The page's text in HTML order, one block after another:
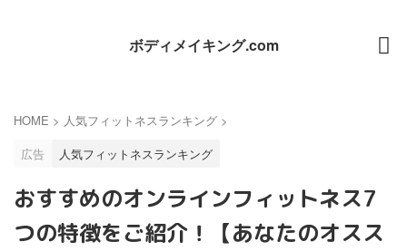
ボディメイキング.com
HOME > 人気フィットネスランキング >
広告
人気フィットネスランキング
おすすめのオンラインフィットネス7
つの特徴をご紹介！【あなたのオスス